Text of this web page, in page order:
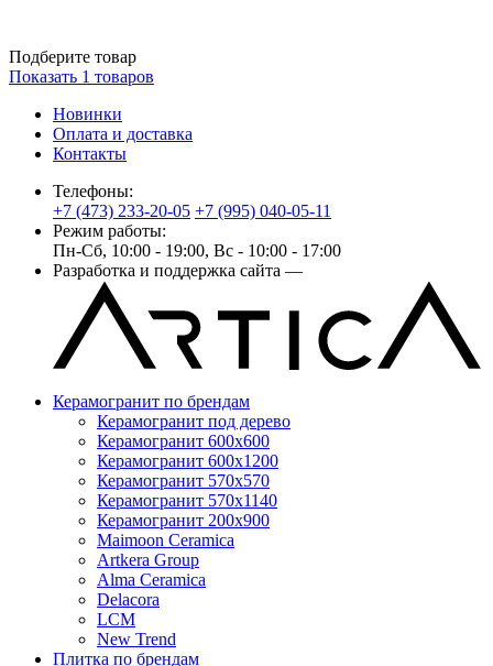
Подберите товар
Показать 1 товаров
Новинки
Оплата и доставка
Контакты
Телефоны:
+7 (473) 233-20-05 +7 (995) 040-05-11
Режим работы:
Пн-Сб, 10:00 - 19:00, Вс - 10:00 - 17:00
Разработка и поддержка сайта —
Керамогранит по брендам
Керамогранит под дерево
Керамогранит 600x600
Керамогранит 600x1200
Керамогранит 570x570
Керамогранит 570x1140
Керамогранит 200x900
Maimoon Ceramica
Artkera Group
Alma Ceramica
Delacora
LCM
New Trend
Плитка по брендам